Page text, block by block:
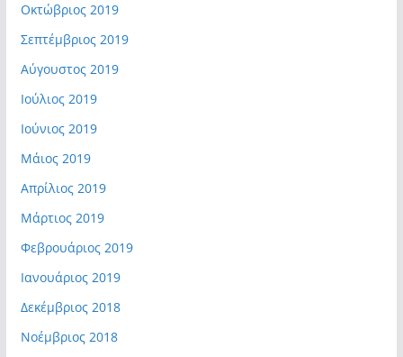
Οκτώβριος 2019
Σεπτέμβριος 2019
Αύγουστος 2019
Ιούλιος 2019
Ιούνιος 2019
Μάιος 2019
Απρίλιος 2019
Μάρτιος 2019
Φεβρουάριος 2019
Ιανουάριος 2019
Δεκέμβριος 2018
Νοέμβριος 2018